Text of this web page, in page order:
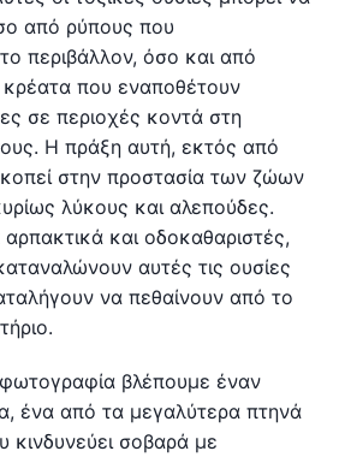
από ρύπους που
περιβάλλον, όσο και από
κρέατα που εναποθέτουν
σε περιοχές κοντά στη
Η πράξη αυτή, εκτός από
στην προστασία των ζώων
λύκους και αλεπούδες.
και οδοκαθαριστές,
αυτές τις ουσίες
να πεθαίνουν από το
βλέπουμε έναν
ένα από τα μεγαλύτερα πτηνά
κινδυνεύει σοβαρά με